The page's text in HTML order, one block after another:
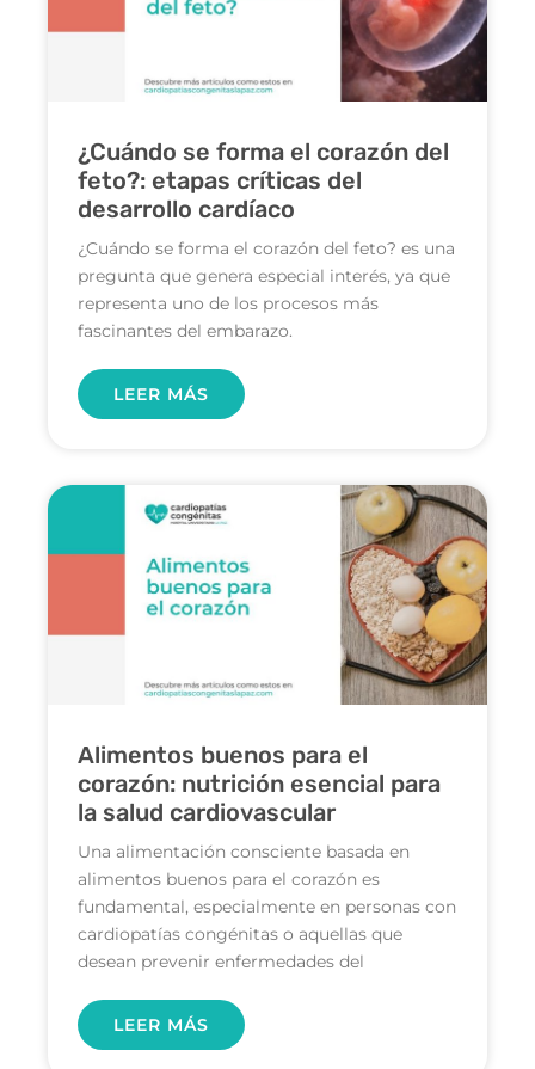
¿Cuándo se forma el corazón del
feto?: etapas críticas del
desarrollo cardíaco
¿Cuándo se forma el corazón del feto? es una
pregunta que genera especial interés, ya que
representa uno de los procesos más
fascinantes del embarazo.
LEER MÁS
Alimentos buenos para el
corazón: nutrición esencial para
la salud cardiovascular
Una alimentación consciente basada en
alimentos buenos para el corazón es
fundamental, especialmente en personas con
cardiopatías congénitas o aquellas que
desean prevenir enfermedades del
LEER MÁS